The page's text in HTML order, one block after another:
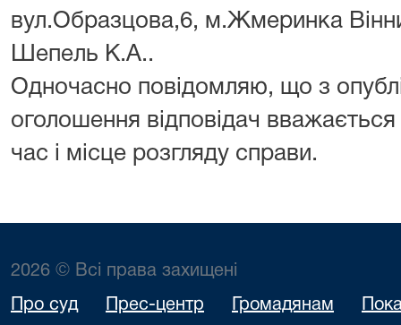
вул.Образцова,6, м.Жмеринка
Шепель К.А..
Одночасно повідомляю, що з
оголошення відповідач
час і місце розгляду справи.
2026 © Всі права захищені
Про суд Прес-центр Громадянам